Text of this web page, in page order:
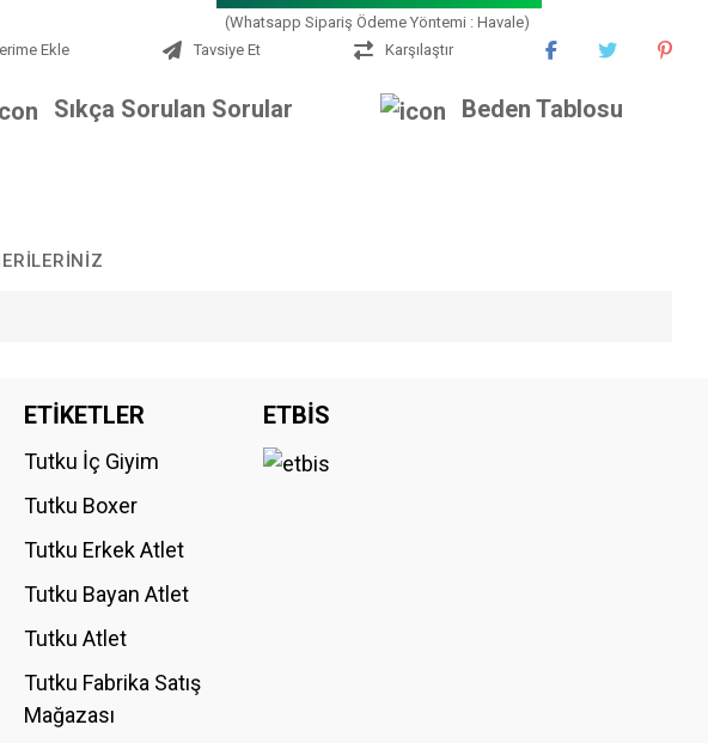
(Whatsapp Sipariş Ödeme Yöntemi : Havale)
Tavsiye Et
Karşılaştır
Sıkça Sorulan Sorular Beden Tablosu
ETİKETLER
Tutku İç Giyim
Tutku Boxer
Tutku Erkek Atlet
Tutku Bayan Atlet
Tutku Atlet
Tutku Fabrika Satış
Mağazası
ETBİS